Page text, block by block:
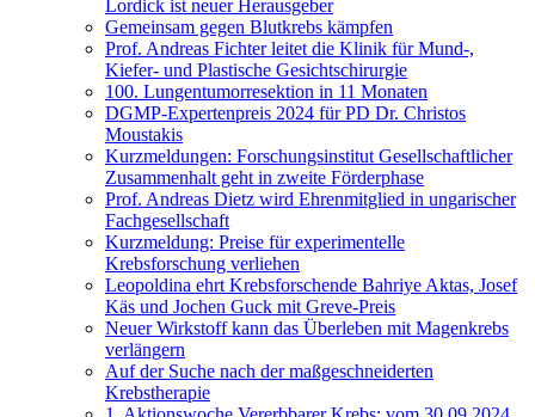
Lordick ist neuer Herausgeber
Gemeinsam gegen Blutkrebs kämpfen
Prof. Andreas Fichter leitet die Klinik für Mund-,
Kiefer- und Plastische Gesichtschirurgie
100. Lungentumorresektion in 11 Monaten
DGMP-Expertenpreis 2024 für PD Dr. Christos
Moustakis
Kurzmeldungen: Forschungsinstitut Gesellschaftlicher
Zusammenhalt geht in zweite Förderphase
Prof. Andreas Dietz wird Ehrenmitglied in ungarischer
Fachgesellschaft
Kurzmeldung: Preise für experimentelle
Krebsforschung verliehen
Leopoldina ehrt Krebsforschende Bahriye Aktas, Josef
Käs und Jochen Guck mit Greve-Preis
Neuer Wirkstoff kann das Überleben mit Magenkrebs
verlängern
Auf der Suche nach der maßgeschneiderten
Krebstherapie